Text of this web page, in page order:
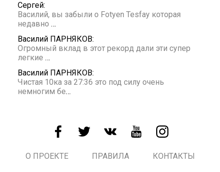
Сергей:
Василий, вы забыли о Fotyen Tesfay которая
недавно …
Василий ПАРНЯКОВ:
Огромный вклад в этот рекорд дали эти супер
легкие …
Василий ПАРНЯКОВ:
Чистая 10ка за 27:36 это под силу очень
немногим бе…
О ПРОЕКТЕ ПРАВИЛА КОНТАКТЫ